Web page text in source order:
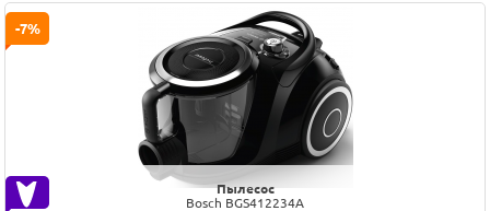
Пылесос
Bosch BGS412234A
-7%